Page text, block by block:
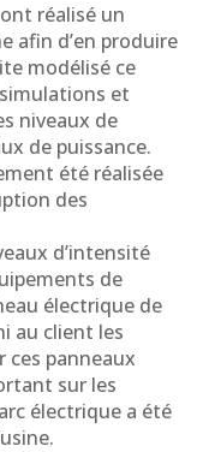
réalisé un
afin d’en produire
modélisé ce
et
niveaux de
de puissance.
été réalisée
des
d’intensité
de
électrique de
au client les
panneaux
sur les
électrique a été